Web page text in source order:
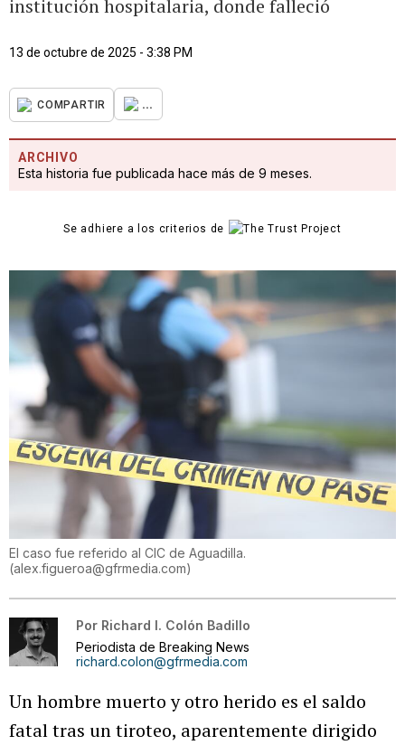
institución hospitalaria, donde falleció
13 de octubre de 2025 - 3:38 PM
COMPARTIR ...
ARCHIVO
Esta historia fue publicada hace más de 9 meses.
Se adhiere a los criterios de
El caso fue referido al CIC de Aguadilla.
(alex.figueroa@gfrmedia.com)
Por Richard I. Colón Badillo
Periodista de Breaking News
richard.colon@gfrmedia.com
Un hombre muerto y otro herido es el saldo
fatal tras un tiroteo, aparentemente dirigido